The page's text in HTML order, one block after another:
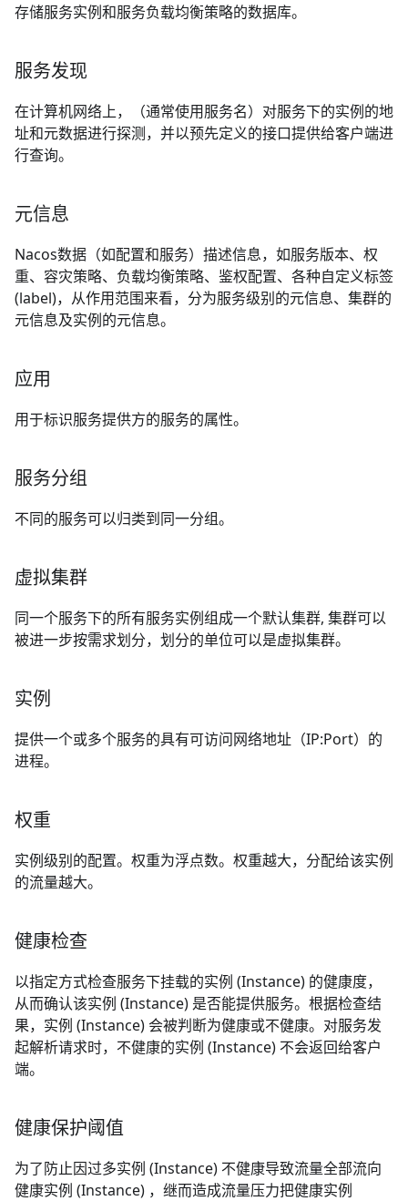
存储服务实例和服务负载均衡策略的数据库。
服务发现
在计算机网络上，（通常使用服务名）对服务下的实例的地
址和元数据进行探测，并以预先定义的接口提供给客户端进
行查询。
元信息
Nacos数据（如配置和服务）描述信息，如服务版本、权
重、容灾策略、负载均衡策略、鉴权配置、各种自定义标签
(label)，从作用范围来看，分为服务级别的元信息、集群的
元信息及实例的元信息。
应用
用于标识服务提供方的服务的属性。
服务分组
不同的服务可以归类到同一分组。
虚拟集群
同一个服务下的所有服务实例组成一个默认集群, 集群可以
被进一步按需求划分，划分的单位可以是虚拟集群。
实例
提供一个或多个服务的具有可访问网络地址（IP:Port）的
进程。
权重
实例级别的配置。权重为浮点数。权重越大，分配给该实例
的流量越大。
健康检查
以指定方式检查服务下挂载的实例 (Instance) 的健康度，
从而确认该实例 (Instance) 是否能提供服务。根据检查结
果，实例 (Instance) 会被判断为健康或不健康。对服务发
起解析请求时，不健康的实例 (Instance) 不会返回给客户
端。
健康保护阈值
为了防止因过多实例 (Instance) 不健康导致流量全部流向
健康实例 (Instance) ，继而造成流量压力把健康实例